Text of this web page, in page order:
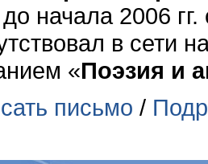
начала 2006
в сети
«Поэзия и
письмо /